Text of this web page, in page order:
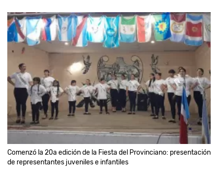
Comenzó la 20a edición de la Fiesta del Provinciano: presentación
de representantes juveniles e infantiles